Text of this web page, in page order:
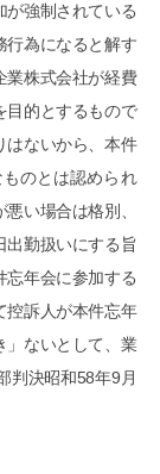
が強制されている
行為になると解す
業株式会社が経費
目的とするもので
はないから、本件
のとは認められ
い場合は格別、
出勤扱いにする旨
忘年会に参加する
控訴人が本件忘年
」ないとして、業
判決昭和58年9月